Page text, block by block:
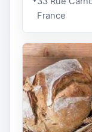
France